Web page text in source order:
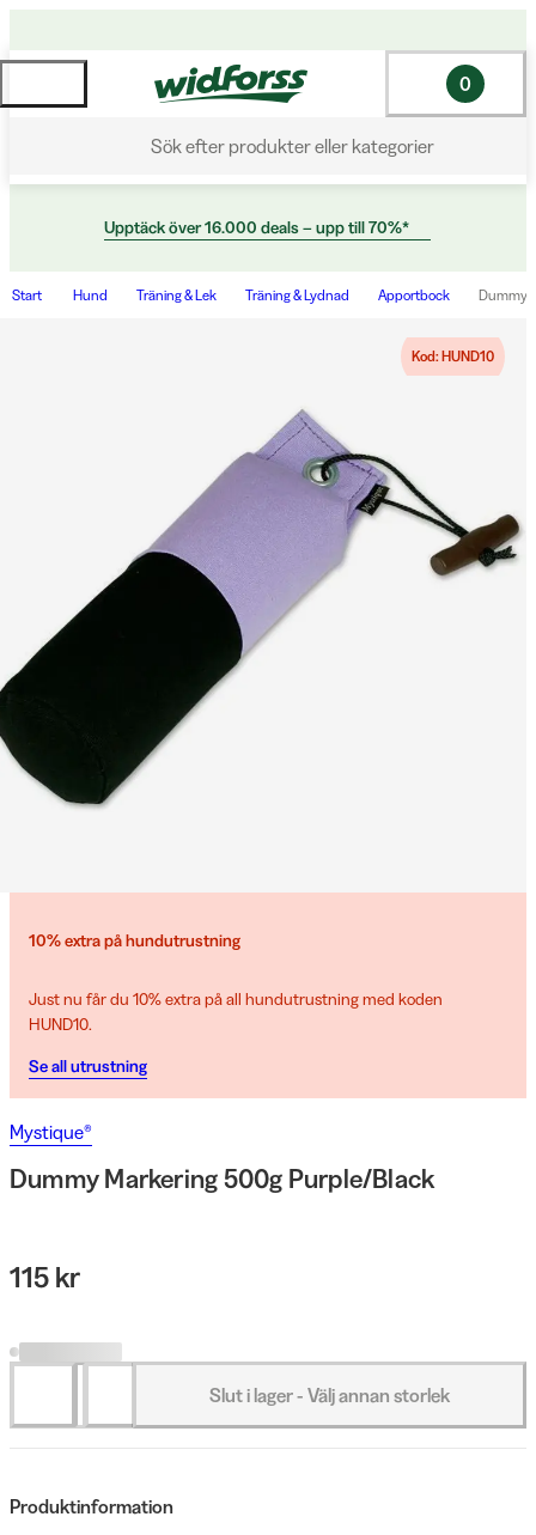
Sök efter produkter eller kategorier
0
Upptäck över 16.000 deals – upp till 70%*
Start Hund Träning & Lek Träning & Lydnad Apportbock Dummy
Kod: HUND10
10% extra på hundutrustning
Just nu får du 10% extra på all hundutrustning med koden
HUND10.
Se all utrustning
Mystique®
Dummy Markering 500g Purple/Black
115 kr
Slut i lager - Välj annan storlek
Produktinformation